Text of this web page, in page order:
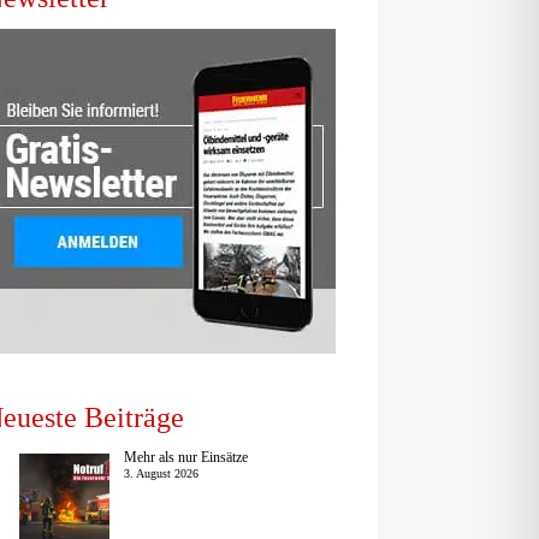
Beiträge
Mehr als nur Einsätze
3. August 2026